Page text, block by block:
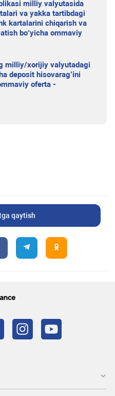
milliy valyutasida
va yakka tartibdagi
kartalarini chiqarish va
bo‘yicha ommaviy
milliy/xorijiy valyutadagi
deposit hisovarag’ini
oferta -
qaytish